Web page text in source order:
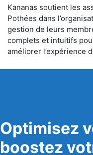
Kananas soutient les
Pothées dans
gestion de leurs
complets et intuitifs
améliorer l’expérience
Optimisez
boostez